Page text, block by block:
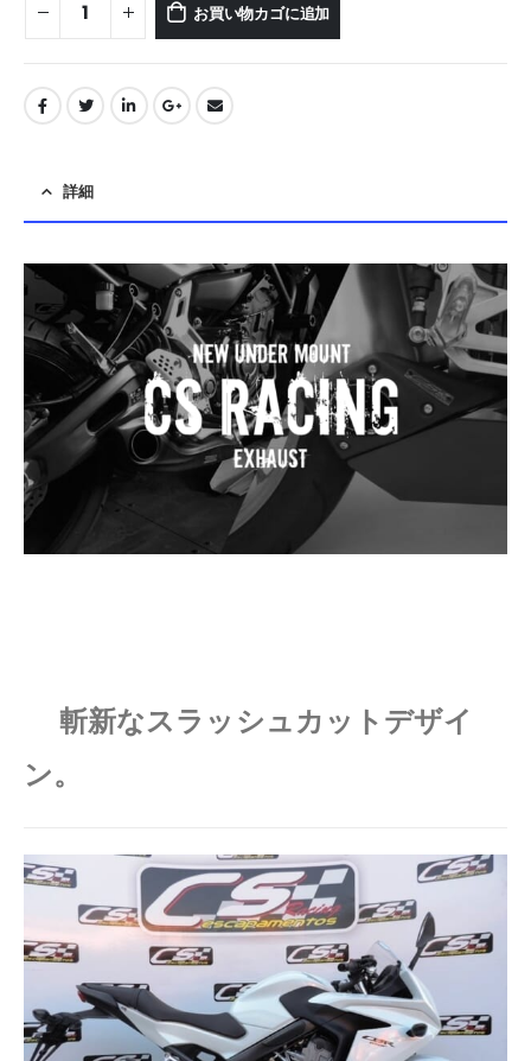
お買い物カゴに追加
詳細
斬新なスラッシュカットデザイ
ン。